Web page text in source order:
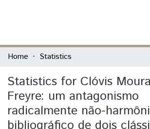
Communities & Collections
All of DSpace
Home Statistics
Statistics for Clóvis
Freyre: um antagonismo
radicalmente não-